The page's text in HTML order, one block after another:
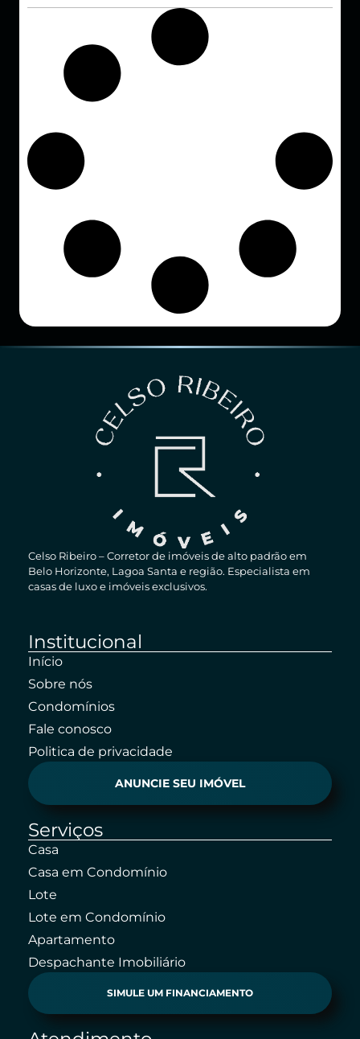
Celso Ribeiro – Corretor de imóveis de alto padrão em
Belo Horizonte, Lagoa Santa e região. Especialista em
casas de luxo e imóveis exclusivos.
Institucional
Início
Sobre nós
Condomínios
Fale conosco
Politica de privacidade
ANUNCIE SEU IMÓVEL
Serviços
Casa
Casa em Condomínio
Lote
Lote em Condomínio
Apartamento
Despachante Imobiliário
SIMULE UM FINANCIAMENTO